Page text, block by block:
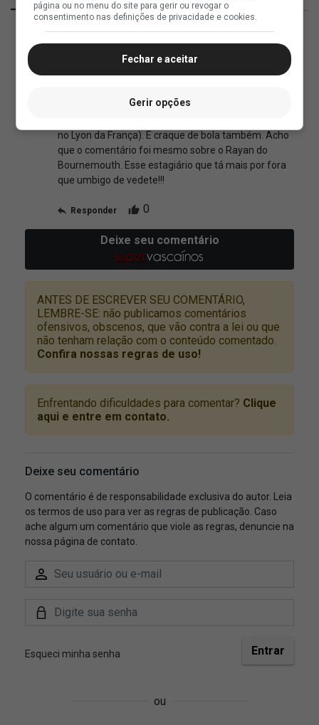
página ou no menu do site para gerir ou revogar o
consentimento nas definições de privacidade e cookies.
Fechar e aceitar
Gerir opções